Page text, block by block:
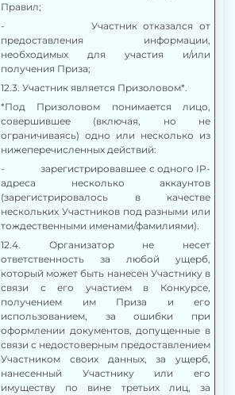
Правил;
- Участник отказался от
предоставления информации,
необходимых для участия и/или
получения Приза;
12.3. Участник является Призоловом*.
*Под Призоловом понимается лицо,
совершившее (включая, но не
ограничиваясь) одно или несколько из
нижеперечисленных действий:
- зарегистрировавшее с одного IP-
адреса несколько аккаунтов
(зарегистрировалось в качестве
нескольких Участников под разными или
тождественными именами/фамилиями).
12.4. Организатор не несет
ответственность за любой ущерб,
который может быть нанесен Участнику в
связи с его участием в Конкурсе,
получением им Приза и его
использованием, за ошибки при
оформлении документов, допущенные в
связи с недостоверным предоставлением
Участником своих данных, за ущерб,
нанесенный Участнику или его
имуществу по вине третьих лиц, за